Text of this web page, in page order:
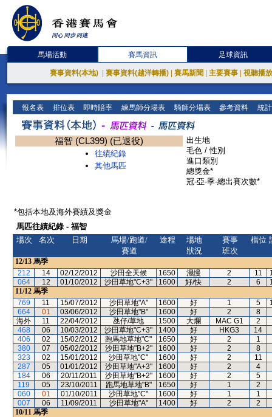
馬場活動 賽馬資訊 足球資訊
賽事資料(本地) 賽事資料(越洋轉播) 賽馬新聞 主要賽事 視聽播
報名表 排位表 即時賠率 練馬師分場表 騎師分場表 參考資料 統
福智 (CL399) (已退役)
往績紀錄
其他馬匹
出生地
毛色 / 性別
進口類別
總獎金*
冠-亞-季-總出賽次數*
*包括本地及海外賽績及獎金
馬匹往績紀錄 - 福智
場次
名次 日期
馬場/跑道/
賽道
途程
場地
狀況
賽事
班次
檔位
12/13 馬季
212
14 02/12/2012 沙田全天候 1650 濕慢 2 11
064
12 01/10/2012 沙田草地"C+3" 1600 好/快 2 6
11/12 馬季
769
11 15/07/2012 沙田草地"A" 1600 好 1 5
664
01 03/06/2012 沙田草地"B" 1600 好 2 8
海外
11 22/04/2012 氹仔/草地 1500 大爛 MAC G1 2
468
06 10/03/2012 沙田草地"C+3" 1400 好 HKG3 14
406
02 15/02/2012 跑馬地草地"C" 1650 好 2 1
380
07 05/02/2012 沙田草地"B+2" 1600 好 2 8
323
02 15/01/2012 沙田草地"C" 1600 好 2 11
287
05 01/01/2012 沙田草地"A+3" 1600 好 2 4
184
06 20/11/2011 沙田草地"B+2" 1600 好 2 5
119
05 23/10/2011 跑馬地草地"B" 1650 好 1 2
060
01 01/10/2011 沙田草地"C" 1600 好 1 1
007
06 11/09/2011 沙田草地"A" 1400 好 2 2
10/11 馬季